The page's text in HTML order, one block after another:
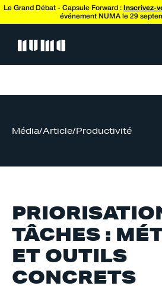
Le Grand Débat - Capsule Forward : Inscrivez-
événement NUMA le 29
Média/Article/Productivité
TÂCHES :
ET OUTILS
CONCRETS